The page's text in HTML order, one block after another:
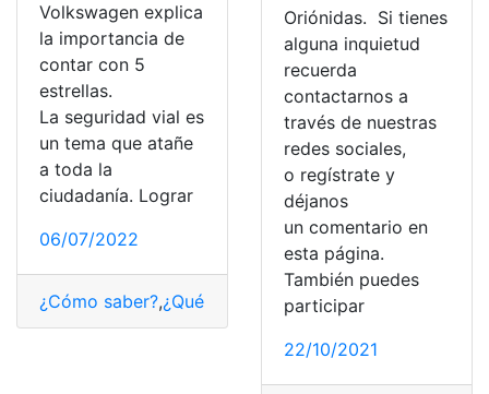
Volkswagen explica
la importancia de
contar con 5
estrellas.
La seguridad vial es
un tema que atañe
a toda la
ciudadanía. Lograr
06/07/2022
¿Cómo saber?,¿Qué es? Consultas,importancia
Oriónidas. Si tienes
alguna inquietud
recuerda
contactarnos a
través de nuestras
redes sociales,
o regístrate y
déjanos
un comentario en
esta página.
También puedes
participar
22/10/2021